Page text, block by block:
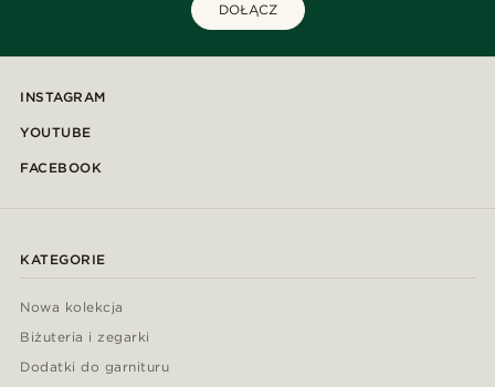
DOŁĄCZ
INSTAGRAM
YOUTUBE
FACEBOOK
KATEGORIE
Nowa kolekcja
Biżuteria i zegarki
Dodatki do garnituru